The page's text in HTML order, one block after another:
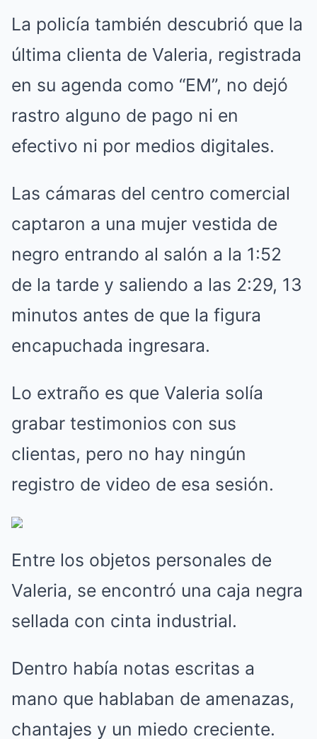
La policía también descubrió que la
última clienta de Valeria, registrada
en su agenda como “EM”, no dejó
rastro alguno de pago ni en
efectivo ni por medios digitales.
Las cámaras del centro comercial
captaron a una mujer vestida de
negro entrando al salón a la 1:52
de la tarde y saliendo a las 2:29, 13
minutos antes de que la figura
encapuchada ingresara.
Lo extraño es que Valeria solía
grabar testimonios con sus
clientas, pero no hay ningún
registro de video de esa sesión.
Entre los objetos personales de
Valeria, se encontró una caja negra
sellada con cinta industrial.
Dentro había notas escritas a
mano que hablaban de amenazas,
chantajes y un miedo creciente.